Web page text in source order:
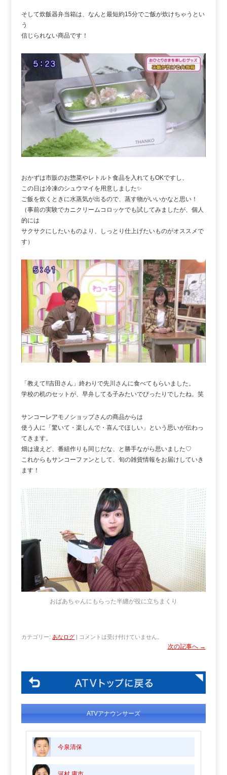
そして炊飯器弁当箱は、なんと最短約15分でご飯が炊けちゃうとい
う
信じられない商品です！
おかずは市販のお惣菜やレトルト食品を入れてもOKですし、
この日は冷凍のシュウマイを用意しました✨
ご飯を炊くときに水蒸気が出るので、蒸す物がいいかなと思い！
（事前の実験でカニクリームコロッケでも試してみましたが、個人
的には
サクサクにしたいものより、しっとり仕上げたいものがオススメで
す）
「教えて!!吉田さん」終わりで先川さんに食べてもらいました。
学校の机のセットが、早弁してる子みたいでぴったりでしたね。笑
サンコーレアモノショップさんの商品からは
使う人に「驚いて・楽しんで・喜んでほしい」という思いが伝わっ
てきます。
畑は違えど、番組作りも同じだな、と勝手ながら思いました♡
これからもサンコーファンとして、旬の雑貨情報をお届けしていき
ます！
おばあちゃんにもらった半纏が役に立ちまくり
カテゴリー: あなログ コメントは受け付けていません。
次の記事へ →
ATVアナウンサーズ
今泉清保